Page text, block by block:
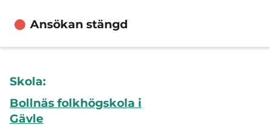
Ansökan stängd
Skola:
Bollnäs folkhögskola i
Gävle